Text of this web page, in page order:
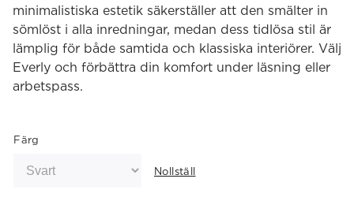
minimalistiska estetik säkerställer att den smälter in
sömlöst i alla inredningar, medan dess tidlösa stil är
lämplig för både samtida och klassiska interiörer. Välj
Everly och förbättra din komfort under läsning eller
arbetspass.
Färg
Nollställ